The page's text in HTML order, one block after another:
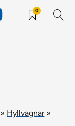
0
Hyllvagnar»